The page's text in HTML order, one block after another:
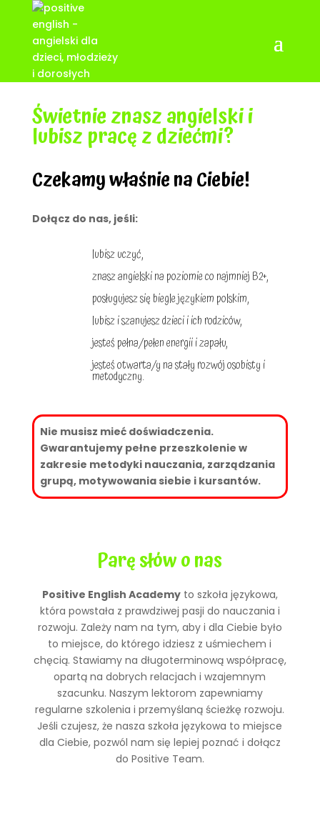
Świetnie znasz angielski i
lubisz pracę z dziećmi?
Czekamy właśnie na Ciebie!
Dołącz do nas, jeśli:
lubisz uczyć,
znasz angielski na poziomie co najmniej B2+,
posługujesz się biegle językiem polskim,
lubisz i szanujesz dzieci i ich rodziców,
jesteś pełna/pełen energii i zapału,
jesteś otwarta/y na stały rozwój osobisty i
metodyczny.
Nie musisz mieć doświadczenia.
Gwarantujemy pełne przeszkolenie w
zakresie metodyki nauczania, zarządzania
grupą, motywowania siebie i kursantów.
Parę słów o nas
Positive English Academyto szkoła językowa,
która powstała z prawdziwej pasji do nauczania i
rozwoju. Zależy nam na tym, aby i dla Ciebie było
to miejsce, do którego idziesz z uśmiechem i
chęcią. Stawiamy na długoterminową współpracę,
opartą na dobrych relacjach i wzajemnym
szacunku. Naszym lektorom zapewniamy
regularne szkolenia i przemyślaną ścieżkę rozwoju.
Jeśli czujesz, że nasza szkoła językowa to miejsce
dla Ciebie, pozwól nam się lepiej poznać i dołącz
do Positive Team.